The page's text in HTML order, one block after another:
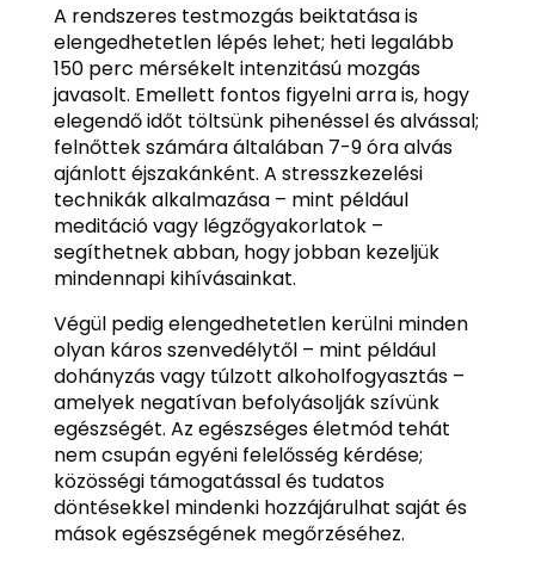
A rendszeres testmozgás beiktatása is
elengedhetetlen lépés lehet; heti legalább
150 perc mérsékelt intenzitású mozgás
javasolt. Emellett fontos figyelni arra is, hogy
elegendő időt töltsünk pihenéssel és alvással;
felnőttek számára általában 7-9 óra alvás
ajánlott éjszakánként. A stresszkezelési
technikák alkalmazása – mint például
meditáció vagy légzőgyakorlatok –
segíthetnek abban, hogy jobban kezeljük
mindennapi kihívásainkat.
Végül pedig elengedhetetlen kerülni minden
olyan káros szenvedélytől – mint például
dohányzás vagy túlzott alkoholfogyasztás –
amelyek negatívan befolyásolják szívünk
egészségét. Az egészséges életmód tehát
nem csupán egyéni felelősség kérdése;
közösségi támogatással és tudatos
döntésekkel mindenki hozzájárulhat saját és
mások egészségének megőrzéséhez.